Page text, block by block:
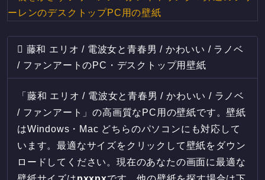
藤和 エリオ / 電波女と青春男 / かわいい / ラノベ
/ ファンアートのPC・デスクトップ用壁紙
「藤和 エリオ / 電波女と青春男 / かわいい / ラノベ
/ ファンアート」の高画質なPC用の壁紙です。壁紙
はWindows・Mac どちらのパソコンにも対応して
います。最適なサイズをクリックして壁紙をダウン
ロードしてください。現在のあなたの画面に最適な